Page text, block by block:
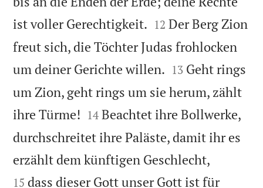
ist voller Gerechtigkeit. 

12 Der Berg Zion
freut sich, die Töchter Judas frohlocken
um deiner Gerichte willen. 

13 Geht rings
um Zion, geht rings um sie herum, zählt
ihre Türme! 

14 Beachtet ihre Bollwerke,
durchschreitet ihre Paläste, damit ihr es
erzählt dem künftigen Geschlecht,
15 dass dieser Gott unser Gott ist für